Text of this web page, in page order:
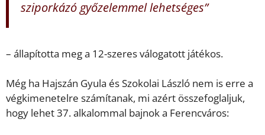
sziporkázó győzelemmel lehetséges”
– állapította meg a 12-szeres válogatott játékos.
Még ha Hajszán Gyula és Szokolai László nem is erre a
végkimenetelre számítanak, mi azért összefoglaljuk,
hogy lehet 37. alkalommal bajnok a Ferencváros: